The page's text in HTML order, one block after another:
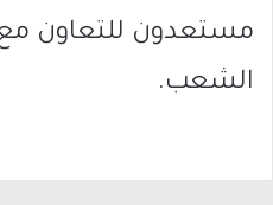
مستعدون للتعاون مع
الشعب.